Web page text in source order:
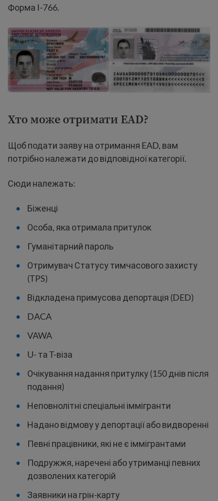
Форма I-766.
Хто може отримати EAD?
Щоб подати заяву на отримання EAD, вам
потрібно належати до відповідної категорії.
Сюди належать:
Біженці
Особа, яка отримала притулок
Гуманітарний пароль
Отримувач Статусу тимчасового захисту
(TPS)
Відкладена примусова депортація (DED)
DACA
VAWA
U- та T-віза
Очікування надання притулку (150 днів після
подання)
Неповнолітні спеціальні іммігранти
Надано відмову у депортації або видворенні
Певні працівники, які не є іммігрантами
Подружжя, наречені або утриманці певних
дозволених категорій
Заявники на грін-карту